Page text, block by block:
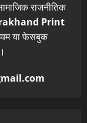
राजनीतिक
Print
या फेसबुक